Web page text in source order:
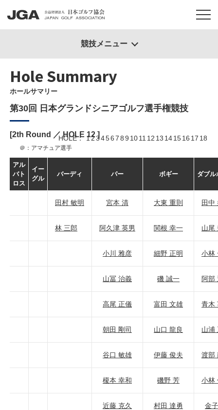
Hole Summary
ホールサマリー
第30回 日本グランドシニアゴルフ選手権競技
[2th Round ／ HOLE 12]
HOLE 123456789 1011 12 13 141516 17 18
＠：アマチュア選手
アル
バト
ロス
イー
グル
バーディ パー ボギー ダブル
田村 敏明 宮本 清 大東 重則 田中
林 三郎 阿久津 英男 関根 幸一 山尾
小川 雅彦 細野 正明 小林
山冨 治義 磯 誠一 阿部
高尾 正儀 富田 文雄 青木
朝田 剛司 山口 龍良 山浦
谷口 敏雄 伊藤 俊夫 渡部
榎本 幸和 磯野 芳 小林
近藤 克久 村田 達勇 金
競技メニュー